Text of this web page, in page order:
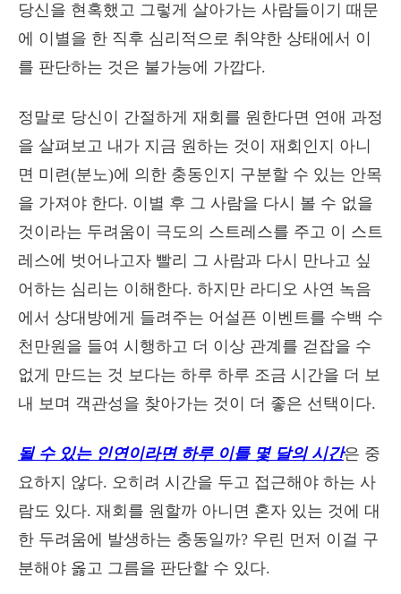
당신을 현혹했고 그렇게 살아가는 사람들이기 때문
에 이별을 한 직후 심리적으로 취약한 상태에서 이
를 판단하는 것은 불가능에 가깝다.
정말로 당신이 간절하게 재회를 원한다면 연애 과정
을 살펴보고 내가 지금 원하는 것이 재회인지 아니
면 미련(분노)에 의한 충동인지 구분할 수 있는 안목
을 가져야 한다. 이별 후 그 사람을 다시 볼 수 없을
것이라는 두려움이 극도의 스트레스를 주고 이 스트
레스에 벗어나고자 빨리 그 사람과 다시 만나고 싶
어하는 심리는 이해한다. 하지만 라디오 사연 녹음
에서 상대방에게 들려주는 어설픈 이벤트를 수백 수
천만원을 들여 시행하고 더 이상 관계를 걷잡을 수
없게 만드는 것 보다는 하루 하루 조금 시간을 더 보
내 보며 객관성을 찾아가는 것이 더 좋은 선택이다.
될 수 있는 인연이라면 하루 이틀 몇 달의 시간은 중
요하지 않다. 오히려 시간을 두고 접근해야 하는 사
람도 있다. 재회를 원할까 아니면 혼자 있는 것에 대
한 두려움에 발생하는 충동일까? 우린 먼저 이걸 구
분해야 옳고 그름을 판단할 수 있다.